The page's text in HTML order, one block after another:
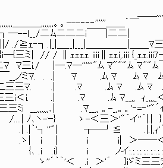
＿＿＿,,,,,,,。。---‐‐‐''''''＿＿´￣
ｌ__/二ﾑ二二二i￣￣|二二|
./≧ｪ‐┐.|_|＿__|___|＿＿＿＿_|＿＿ﾏ
三ミ| // / ∥ｪｪｪｪ iiii∥ｪｪi,.iii {_ｪｪ
二ﾏ ﾏ三i./ |─.ﾏ─''''''"ﾑ ﾏ"""ﾑ ﾏ""ﾑ
￣￣__ノミﾏ. . .| ﾏ .ﾑ ﾏ ﾑ ﾏ ﾑｪ
|≧ii二三三ﾏ. .| .ﾏ .ﾑ ﾏ .ﾑ ﾏ
三i＜i. .| .ﾏ .ﾑ ﾏ__,, ｨ_,,,_＜
､| .ﾏ__,, 。-_,。。'‐=‐''"´ｲ
} ゝ-＜三＞'"´イ''´|.| }ゝ-
┬─┘≦ .|.|,ｨ'´｀"''
i| ＞──＜ゝｯ
:.:.:.:.:.:.:.:.:.:.}｀
.i ＞'´ }iゞミ三三ｼ